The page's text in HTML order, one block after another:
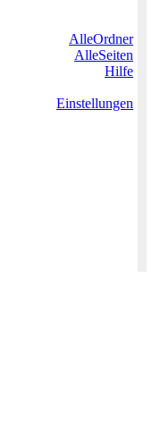
AlleOrdner
AlleSeiten
Hilfe
Einstellungen